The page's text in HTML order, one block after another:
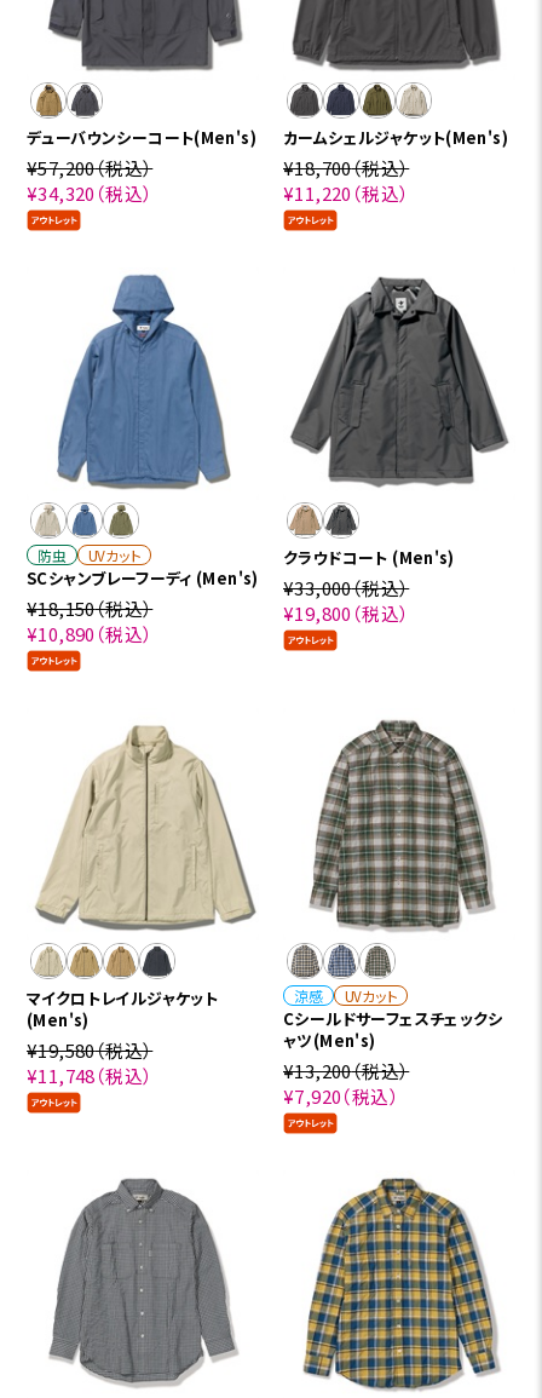
デューバウンシーコート(Men's)
¥57,200（税込）
¥34,320 （税込）
カームシェルジャケット(Men's)
¥18,700（税込）
¥11,220 （税込）
防虫 UVカット
SCシャンブレーフーディ (Men's)
¥18,150（税込）
¥10,890 （税込）
クラウドコート (Men's)
¥33,000（税込）
¥19,800 （税込）
マイクロトレイルジャケット
(Men's)
¥19,580（税込）
¥11,748（税込）
涼感 UVカット
Cシールドサーフェスチェックシ
ャツ(Men's)
¥13,200（税込）
¥7,920（税込）